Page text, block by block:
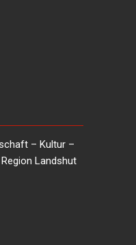
– Kultur –
Landshut